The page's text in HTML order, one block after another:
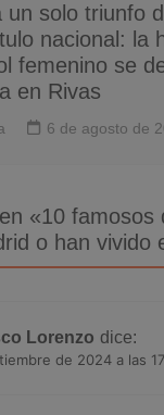
un solo triunfo
nacional: la
femenino se
en Rivas
6 de agosto de
«10 famosos
o han vivido
Lorenzo dice:
de 2024 a las